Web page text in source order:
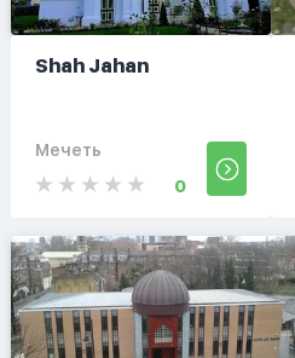
Shah Jahan
Мечеть
0